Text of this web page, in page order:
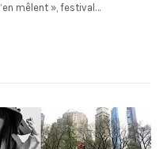
mêlent », festival…